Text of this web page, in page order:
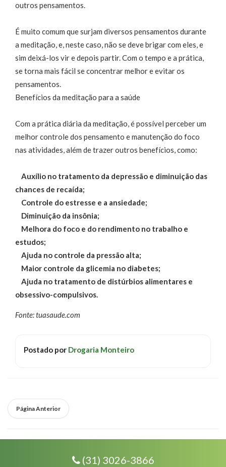
outros pensamentos.
É muito comum que surjam diversos pensamentos durante
a meditação, e, neste caso, não se deve brigar com eles, e
sim deixá-los vir e depois partir. Com o tempo e a prática,
se torna mais fácil se concentrar melhor e evitar os
pensamentos.
Benefícios da meditação para a saúde
Com a prática diária da meditação, é possível perceber um
melhor controle dos pensamento e manutenção do foco
nas atividades, além de trazer outros benefícios, como:
Auxílio no tratamento da depressão e diminuição das
chances de recaída;
Controle do estresse e a ansiedade;
Diminuição da insônia;
Melhora do foco e do rendimento no trabalho e
estudos;
Ajuda no controle da pressão alta;
Maior controle da glicemia no diabetes;
Ajuda no tratamento de distúrbios alimentares e
obsessivo-compulsivos.
Fonte: tuasaude.com
Postado por Drogaria Monteiro
Página Anterior
(31) 3026-3866